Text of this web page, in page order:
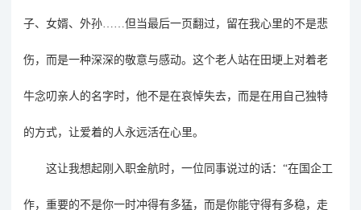
子、女婿、外孙……但当最后一页翻过，留在我心里的不是悲
伤，而是一种深深的敬意与感动。这个老人站在田埂上对着老
牛念叨亲人的名字时，他不是在哀悼失去，而是在用自己独特
的方式，让爱着的人永远活在心里。
这让我想起刚 入职金航时，一位 同事说过的话： “在国企工
作，重要的不是你一时冲得有多猛，而是你能守得有多稳，走